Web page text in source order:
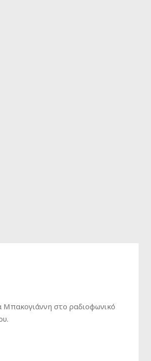
στο ραδιοφωνικό